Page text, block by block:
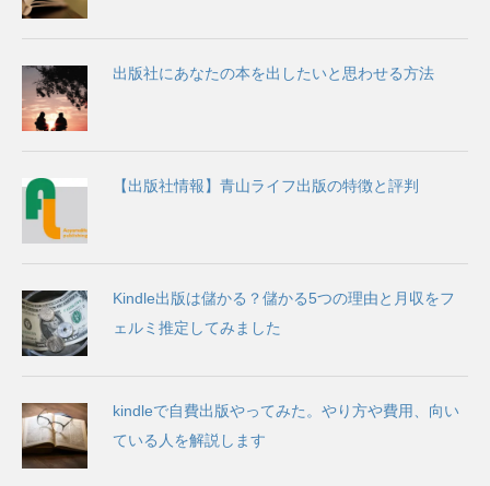
出版社にあなたの本を出したいと思わせる方法
【出版社情報】青山ライフ出版の特徴と評判
Kindle出版は儲かる？儲かる5つの理由と月収をフ
ェルミ推定してみました
kindleで自費出版やってみた。やり方や費用、向い
ている人を解説します